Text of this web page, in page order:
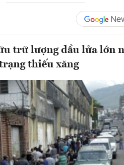
trữ lượng dầu lửa lớn
thiếu xăng